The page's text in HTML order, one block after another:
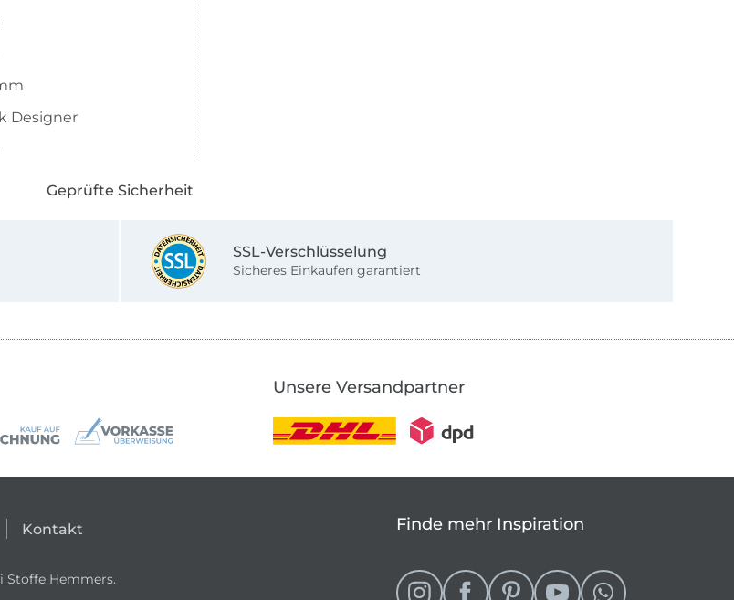
Designer
Geprüfte Sicherheit
SSL-Verschlüsselung
Sicheres Einkaufen garantiert
Unsere Versandpartner
Kontakt
Stoffe Hemmers.
Finde mehr Inspiration